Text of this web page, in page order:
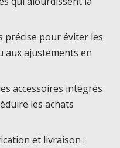
précise pour éviter les
aux ajustements en
accessoires intégrés
les achats
et livraison :